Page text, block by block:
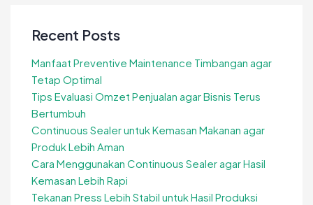
Recent Posts
Manfaat Preventive Maintenance Timbangan agar
Tetap Optimal
Tips Evaluasi Omzet Penjualan agar Bisnis Terus
Bertumbuh
Continuous Sealer untuk Kemasan Makanan agar
Produk Lebih Aman
Cara Menggunakan Continuous Sealer agar Hasil
Kemasan Lebih Rapi
Tekanan Press Lebih Stabil untuk Hasil Produksi